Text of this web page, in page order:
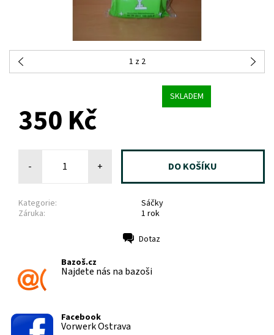
1 z 2
SKLADEM
350 Kč
- +
Kategorie:
Sáčky
Záruka:
1 rok
Dotaz
Bazoš.cz
Najdete nás na bazoši
Facebook
Vorwerk Ostrava